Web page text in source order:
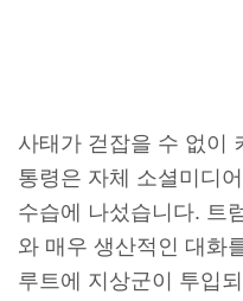
사태가 걷잡을 수 없이
통령은 자체 소셜미디
수습에 나섰습니다. 트
와 매우 생산적인 대화
루트에 지상군이 투입